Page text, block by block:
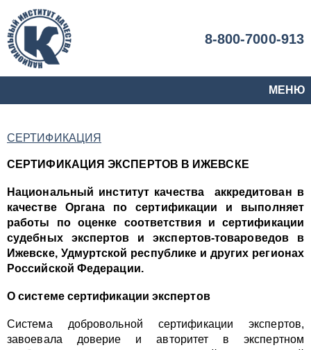
8-800-7000-913
МЕНЮ
СЕРТИФИКАЦИЯ
СЕРТИФИКАЦИЯ ЭКСПЕРТОВ В ИЖЕВСКЕ
Национальный институт качества аккредитован в
качестве Органа по сертификации и выполняет
работы по оценке соответствия и сертификации
судебных экспертов и экспертов-товароведов в
Ижевске, Удмуртской республике и других регионах
Российской Федерации.
О системе сертификации экспертов
Система добровольной сертификации экспертов,
завоевала доверие и авторитет в экспертном